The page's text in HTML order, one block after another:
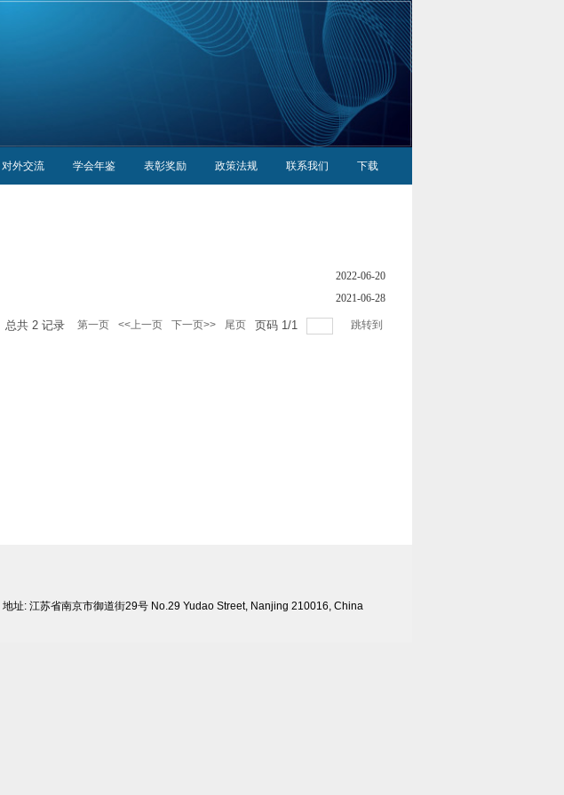
对外交流 学会年鉴 表彰奖励 政策法规 联系我们 下载
2022-06-20
2021-06-28
总共 2 记录 第一页 <<上一页 下一页>> 尾页 页码 1/1 跳转到
地址: 江苏省南京市御道街29号 No.29 Yudao Street, Nanjing 210016, China